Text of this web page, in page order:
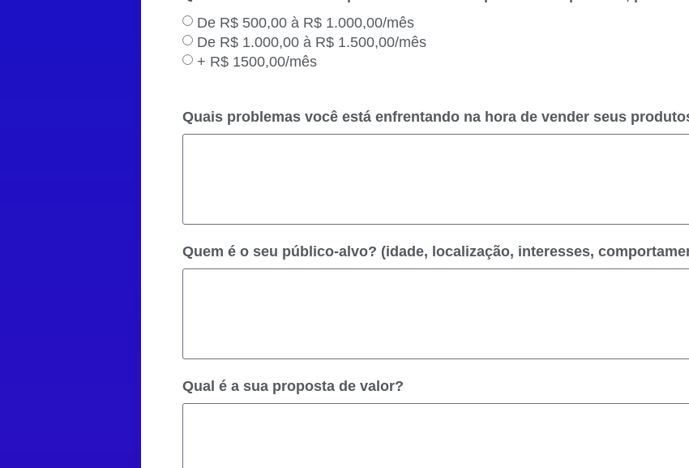
De R$ 500,00 à R$ 1.000,00/mês
De R$ 1.000,00 à R$ 1.500,00/mês
+ R$ 1500,00/mês
Quais problemas você está enfrentando na hora de vender seus
Quem é o seu público-alvo? (idade, localização, interesses,
Qual é a sua proposta de valor?